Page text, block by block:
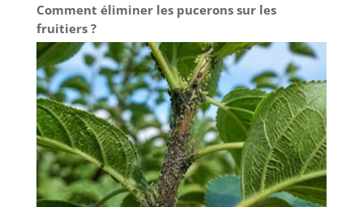
Comment éliminer les pucerons sur les
fruitiers ?